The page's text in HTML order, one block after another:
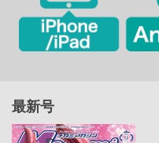
最新号